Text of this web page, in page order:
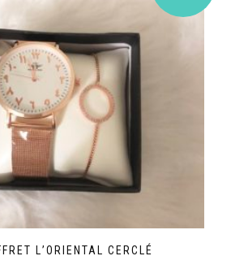
L’ORIENTAL CERCLÉ